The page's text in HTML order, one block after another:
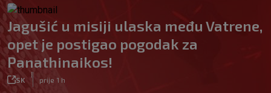
Jagušić u misiji ulaska među Vatrene,
opet je postigao pogodak za
Panathinaikos!
SK prije 1 h